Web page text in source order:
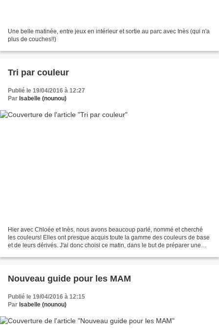
Une belle matinée, entre jeux en intérieur et sortie au parc avec Inès (qui n'a
plus de couches!!)
Tri par couleur
Publié le 19/04/2016 à 12:27
Par Isabelle (nounou)
Hier avec Chloée et Inès, nous avons beaucoup parlé, nommé et cherché
les couleurs! Elles ont presque acquis toute la gamme des couleurs de base
et de leurs dérivés. J'ai donc choisi ce matin, dans le but de préparer une
Nouveau guide pour les MAM
Publié le 19/04/2016 à 12:15
Par Isabelle (nounou)